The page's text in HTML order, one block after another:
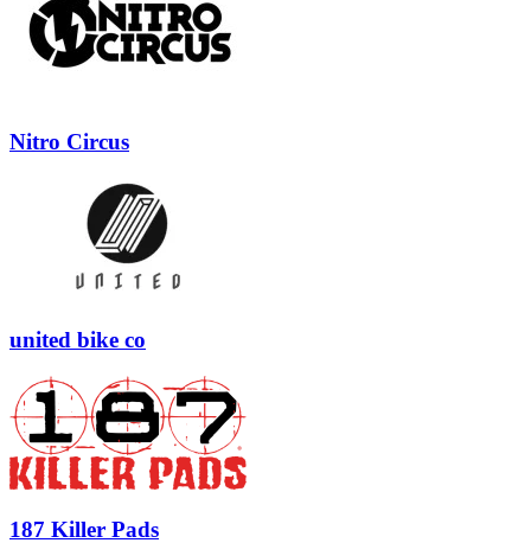
Nitro Circus
united bike co
187 Killer Pads